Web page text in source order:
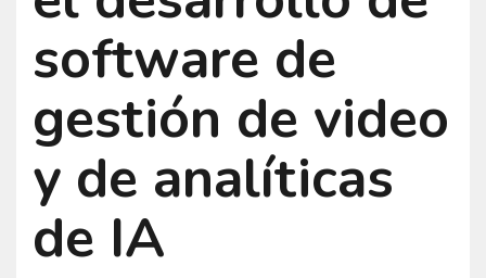
software de
gestión de video
y de analíticas
de IA